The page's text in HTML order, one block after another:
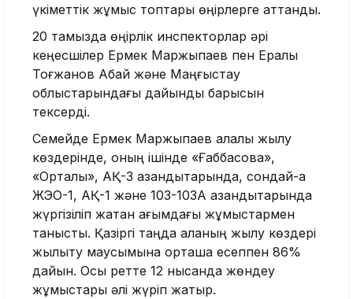
үкіметтік жұмыс топтары өңірлерге аттанды.
20 тамызда өңірлік инспекторлар әрі
кеңесшілер Ермек Маржықпаев пен Ералы
Тоғжанов Абай және Маңғыстау
облыстарындағы дайындық барысын
тексерді.
Семейде Ермек Маржықпаев қалалық жылу
көздерінде, оның ішінде «Ғаббасова»,
«Орталық», АҚ-3 қазандықтарында, сондай-ақ
ЖЭО-1, АҚ-1 және 103-103А қазандықтарында
жүргізіліп жатқан ағымдағы жұмыстармен
танысты. Қазіргі таңда қаланың жылу көздері
жылыту маусымына орташа есеппен 86%
дайын. Осы ретте 12 нысанда жөндеу
жұмыстары әлі жүріп жатыр.